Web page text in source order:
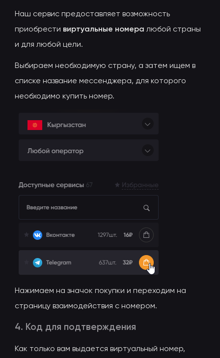
Наш сервис предоставляет возможность
приобрести виртуальные номера любой страны
и для любой цели.
Выбираем необходимую страну, а затем ищем в
списке название мессенджера, для которого
необходимо купить номер.
Нажимаем на значок покупки и переходим на
страницу взаимодействия с номером.
4. Код для подтверждения
Как только вам выдается виртуальный номер,